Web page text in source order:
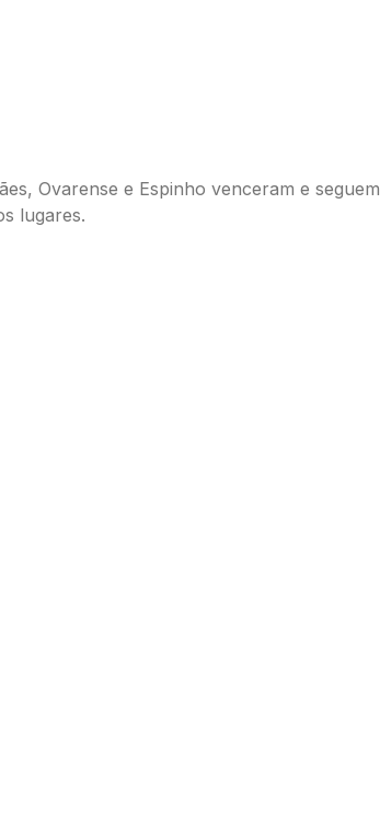
Ovarense e Espinho venceram e seguem
lugares.